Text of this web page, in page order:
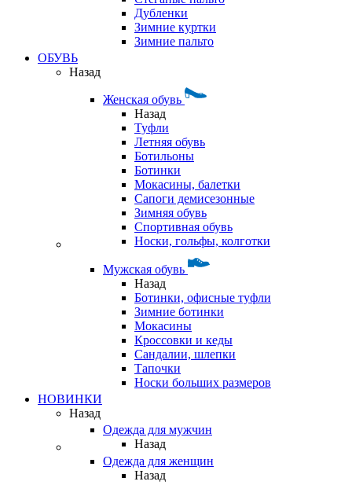
Дубленки
Зимние куртки
Зимние пальто
ОБУВЬ
Назад
Женская обувь
Назад
Туфли
Летняя обувь
Ботильоны
Ботинки
Мокасины, балетки
Сапоги демисезонные
Зимняя обувь
Спортивная обувь
Носки, гольфы, колготки
Мужская обувь
Назад
Ботинки, офисные туфли
Зимние ботинки
Мокасины
Кроссовки и кеды
Сандалии, шлепки
Тапочки
Носки больших размеров
НОВИНКИ
Назад
Одежда для мужчин
Назад
Одежда для женщин
Назад